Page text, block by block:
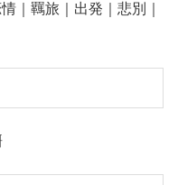
｜羈旅｜出発｜悲別｜